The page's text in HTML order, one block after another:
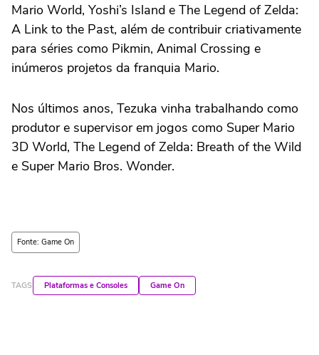
Mario World, Yoshi’s Island e The Legend of Zelda:
A Link to the Past, além de contribuir criativamente
para séries como Pikmin, Animal Crossing e
inúmeros projetos da franquia Mario.
Nos últimos anos, Tezuka vinha trabalhando como
produtor e supervisor em jogos como Super Mario
3D World, The Legend of Zelda: Breath of the Wild
e Super Mario Bros. Wonder.
Fonte: Game On
TAGS Plataformas e Consoles Game On